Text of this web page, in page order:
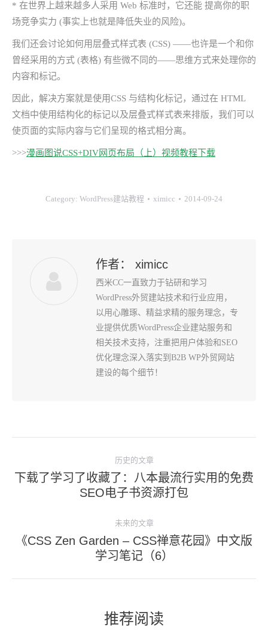
* 在世界上越来越多人采用 Web 标准时，它还能 提高你的职
场竞争实力 (事实上也就是降低失业的风险)。
我们还会讨论如何用层叠式样式表 (CSS) ——也许是一个和你
曾经采用的方式 (表格) 有些微不同的——思维方式来处理你的
内容和标记。
因此，解决方案就是使用CSS 与结构化标记，通过在 HTML
文档中使用结构化的标记以及层叠式样式表来排版，我们可以
使页面的实际内容与它们呈现的格式相分离。
>>>漫画图说CSS+DIV网页布局（上）视频教程下载
Category: WordPress建站教程 ximicc 2014-09-24
作者： ximicc
西米CC一直致力于钻研和学习
WordPress外贸建站技术和行业应用，
以用心雕琢、精益求精的服务理念，专
业提供优质WordPress企业建站服务和
相关技术支持，注重把用户体验和SEO
优化理念深入落实到B2B WP外贸网站
建设的每个细节！
导
历史的文章
历
史
章：
下载了学习了收藏了：八本最流行实用的免费
SEO电子书资源打包
未来的文章
未
来
的
章：
《CSS Zen Garden – CSS禅意花园》中文版
学习笔记（6）
推荐阅读